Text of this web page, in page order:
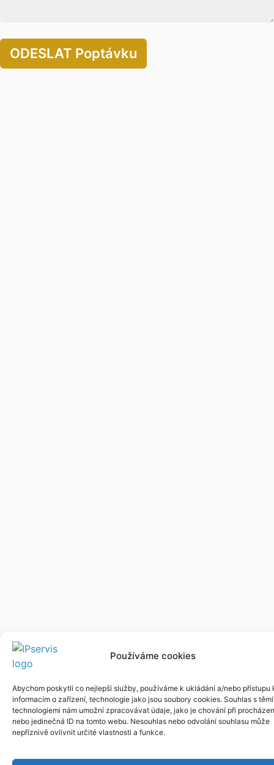
Používáme cookies
Abychom poskytli co nejlepší služby, používáme k ukládání a/nebo přístupu
informacím o zařízení, technologie jako jsou soubory cookies. Souhlas s
technologiemi nám umožní zpracovávat údaje, jako je chování při
nebo jedinečná ID na tomto webu. Nesouhlas nebo odvolání souhlasu může
nepříznivě ovlivnit určité vlastnosti a funkce.
ODESLAT Poptávku